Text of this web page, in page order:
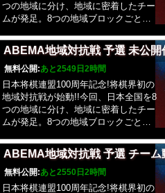
で開始し、1手指すごとに5秒が加算、
持ち時間が切れると負けとなるフィッ
チームとし、計15チームを、5つのリ
ーグに分けチーム総当たりで戦い、3
チームのうち、上位2チームが本戦ト
ーナメント進出。 チームの戦いは、5
勝勝ち抜けとし対局毎にオーダー会議
を実施し、対局者を決める方式で実
施。引き分けとなった場合は、ポイン
ト加算/減算のシステムを採用し、1対
局勝つことでプラス1ポイント、負け
ることでマイナス1ポイントとし、 3
人の合計のポイント数が多い方が上位
とする。
つの地域に分け、地域に密着したチー
ムが発足。8つの地域ブロックごと
い!“という棋士がその「地域チーム」
の監督として就任。さらに自身が率い
る地域チームの棋士の中から4人の
「大会出場登録棋士」を指名し、監督
を含む5人で団体戦を戦い抜きます。
なお、所属する「地域チーム」につい
ては全ての棋士が所属地域を自ら選択
たします。棋士は、自身の出身、育っ
た場所、居住地などの中から、自ら所
属する「地域チーム」を選択すること
が可能です。対抗戦のルールとしては
ABEMA地域対抗戦 予選 未公開
無料公開:あと2549日2時間
日本将棋連盟100周年記念!将棋界初の
地域対抗戦が始動!!今回、日本全国を8
つの地域に分け、地域に密着したチー
ムが発足。8つの地域ブロックごと
い!“という棋士がその「地域チーム」
の監督として就任。さらに自身が率い
る地域チームの棋士の中から4人の
「大会出場登録棋士」を指名し、監督
ABEMA地域対抗戦 予選 チーム
無料公開:あと2550日2時間
日本将棋連盟100周年記念!将棋界初の